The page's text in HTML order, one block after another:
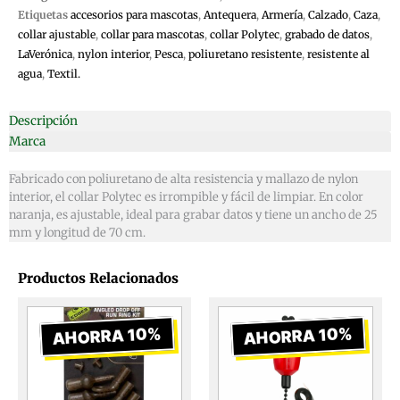
Etiquetas accesorios para mascotas, Antequera, Armería, Calzado, Caza,
collar ajustable, collar para mascotas, collar Polytec, grabado de datos,
LaVerónica, nylon interior, Pesca, poliuretano resistente, resistente al
agua, Textil.
Descripción
Marca
Fabricado con poliuretano de alta resistencia y mallazo de nylon
interior, el collar Polytec es irrompible y fácil de limpiar. En color
naranja, es ajustable, ideal para grabar datos y tiene un ancho de 25
mm y longitud de 70 cm.
Productos Relacionados
AHORRA 10%
El
precio
original
era:
El
precio
actual
AHORRA 10%
El
precio
original
El